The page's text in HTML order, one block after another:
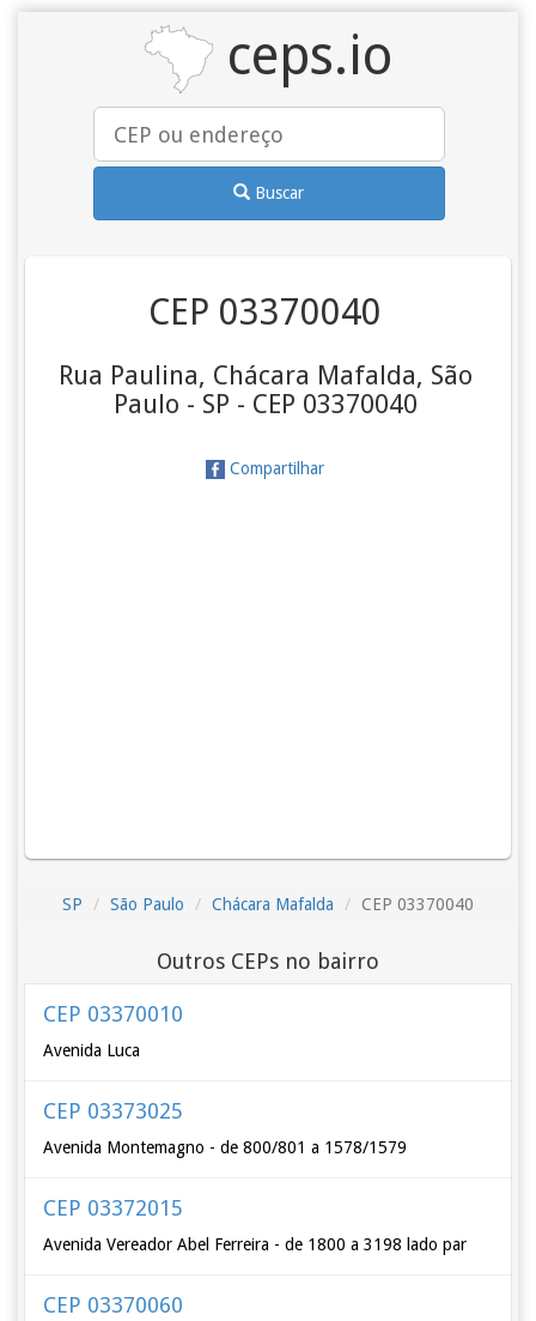
ceps.io
Buscar
CEP 03370040
Rua Paulina, Chácara Mafalda, São
Paulo - SP - CEP 03370040
Compartilhar
SP São Paulo Chácara Mafalda CEP 03370040
Outros CEPs no bairro
CEP 03370010
Avenida Luca
CEP 03373025
Avenida Montemagno - de 800/801 a 1578/1579
CEP 03372015
Avenida Vereador Abel Ferreira - de 1800 a 3198 lado par
CEP 03370060